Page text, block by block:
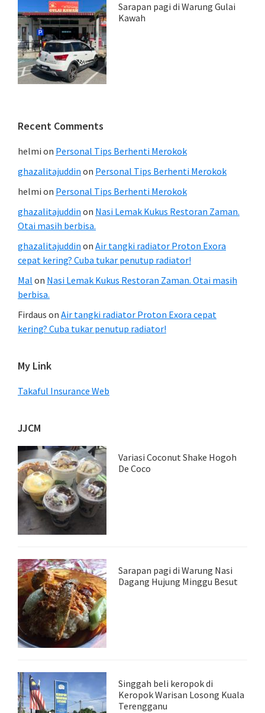
Sarapan pagi di Warung Gulai
Kawah
Recent Comments
helmi on Personal Tips Berhenti Merokok
ghazalitajuddin on Personal Tips Berhenti Merokok
helmi on Personal Tips Berhenti Merokok
ghazalitajuddin on Nasi Lemak Kukus Restoran Zaman.
Otai masih berbisa.
ghazalitajuddin on Air tangki radiator Proton Exora
cepat kering? Cuba tukar penutup radiator!
Mal on Nasi Lemak Kukus Restoran Zaman. Otai masih
berbisa.
Firdaus on Air tangki radiator Proton Exora cepat
kering? Cuba tukar penutup radiator!
My Link
Takaful Insurance Web
JJCM
Variasi Coconut Shake Hogoh
De Coco
Sarapan pagi di Warung Nasi
Dagang Hujung Minggu Besut
Singgah beli keropok di
Keropok Warisan Losong Kuala
Terengganu